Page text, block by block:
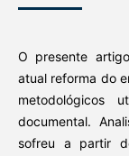
O presente
atual reforma do
metodológicos
documental.
sofreu a partir